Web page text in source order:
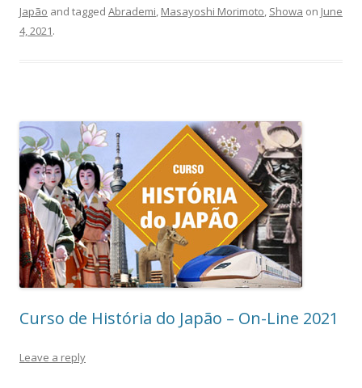
Japão and tagged Abrademi Masayoshi Morimoto Showa on June
4, 2021.
Curso de História do Japão – On-Line 2021
Leave a reply